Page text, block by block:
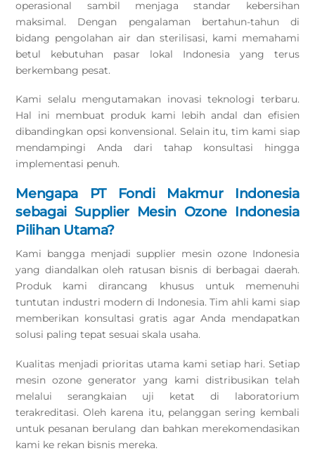
operasional sambil menjaga standar kebersihan
maksimal. Dengan pengalaman bertahun-tahun di
bidang pengolahan air dan sterilisasi, kami memahami
betul kebutuhan pasar lokal Indonesia yang terus
berkembang pesat.
Kami selalu mengutamakan inovasi teknologi terbaru.
Hal ini membuat produk kami lebih andal dan efisien
dibandingkan opsi konvensional. Selain itu, tim kami siap
mendampingi Anda dari tahap konsultasi hingga
implementasi penuh.
Mengapa PT Fondi Makmur Indonesia
sebagai Supplier Mesin Ozone Indonesia
Pilihan Utama?
Kami bangga menjadi supplier mesin ozone Indonesia
yang diandalkan oleh ratusan bisnis di berbagai daerah.
Produk kami dirancang khusus untuk memenuhi
tuntutan industri modern di Indonesia. Tim ahli kami siap
memberikan konsultasi gratis agar Anda mendapatkan
solusi paling tepat sesuai skala usaha.
Kualitas menjadi prioritas utama kami setiap hari. Setiap
mesin ozone generator yang kami distribusikan telah
melalui serangkaian uji ketat di laboratorium
terakreditasi. Oleh karena itu, pelanggan sering kembali
untuk pesanan berulang dan bahkan merekomendasikan
kami ke rekan bisnis mereka.